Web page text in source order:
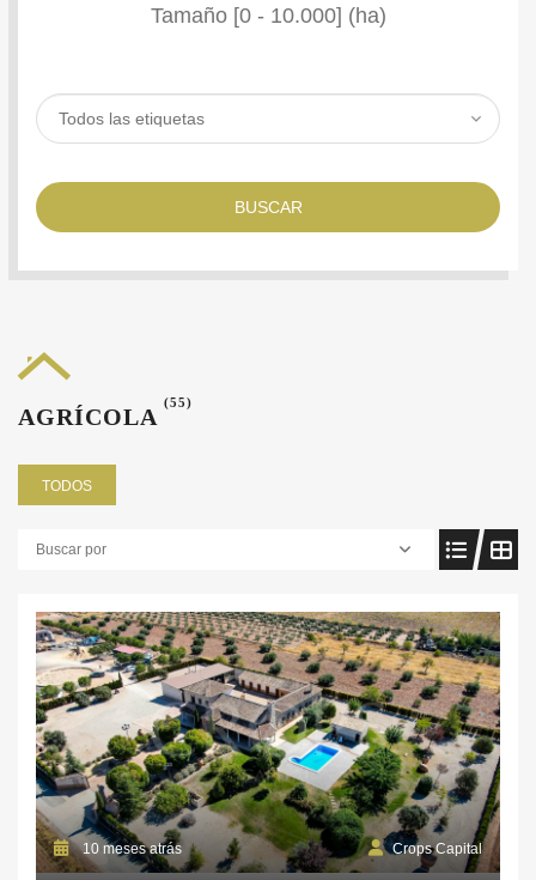
Tamaño [0- 10.000] (ha)
BUSCAR
AGRÍCOLA
(55)
TODOS
Buscar por
10 meses atrás Crops Capital